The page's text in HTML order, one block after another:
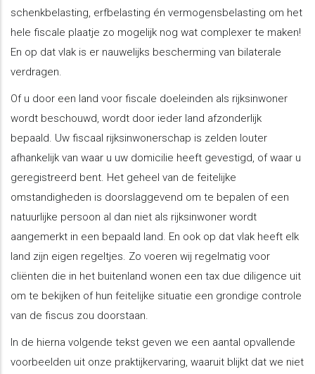
schenkbelasting, erfbelasting én vermogensbelasting om het
hele fiscale plaatje zo mogelijk nog wat complexer te maken!
En op dat vlak is er nauwelijks bescherming van bilaterale
verdragen.
Of u door een land voor fiscale doeleinden als rijksinwoner
wordt beschouwd, wordt door ieder land afzonderlijk
bepaald. Uw fiscaal rijksinwonerschap is zelden louter
afhankelijk van waar u uw domicilie heeft gevestigd, of waar u
geregistreerd bent. Het geheel van de feitelijke
omstandigheden is doorslaggevend om te bepalen of een
natuurlijke persoon al dan niet als rijksinwoner wordt
aangemerkt in een bepaald land. En ook op dat vlak heeft elk
land zijn eigen regeltjes. Zo voeren wij regelmatig voor
cliënten die in het buitenland wonen een tax due diligence uit
om te bekijken of hun feitelijke situatie een grondige controle
van de fiscus zou doorstaan.
In de hierna volgende tekst geven we een aantal opvallende
voorbeelden uit onze praktijkervaring, waaruit blijkt dat we niet